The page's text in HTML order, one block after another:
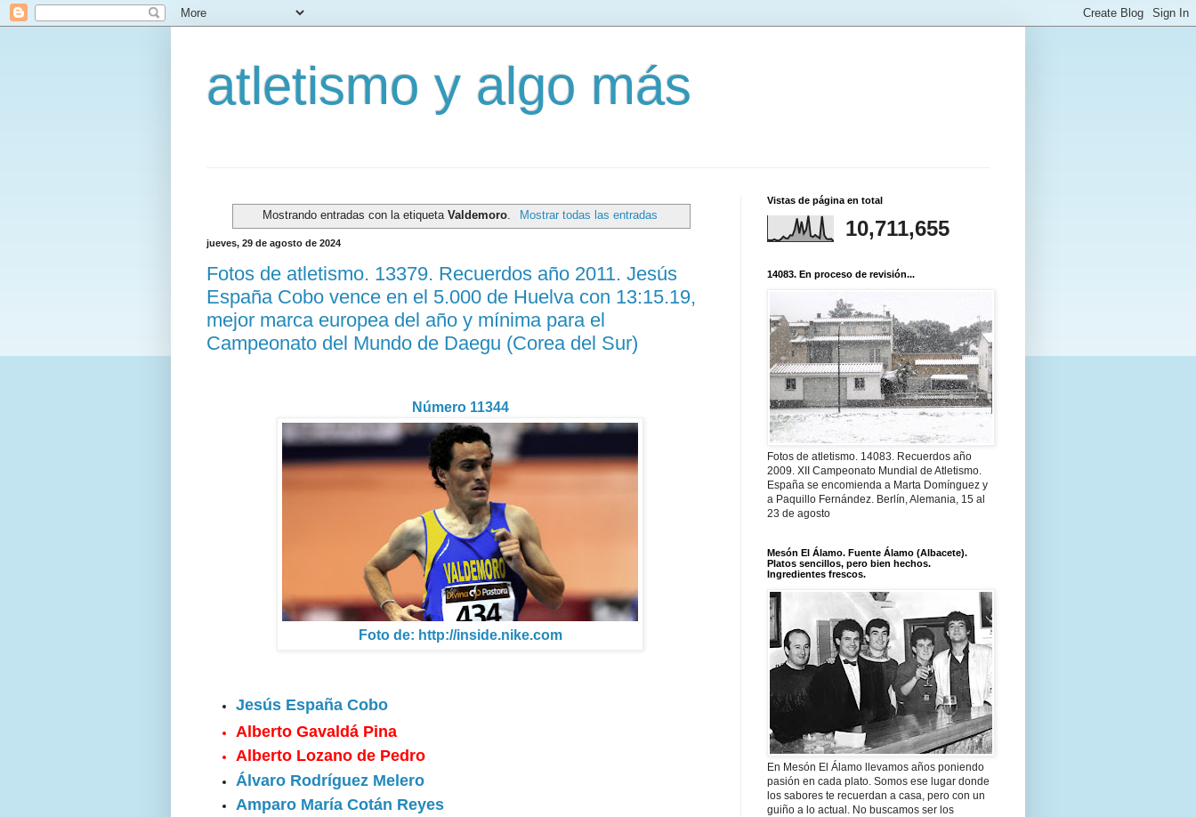
atletismo y algo más
Mostrando entradas con la etiquetaValdemoro Mostrar todas las entradas
jueves, 29 de agosto de 2024
Fotos de atletismo. 13379. Recuerdos año 2011. Jesús
España Cobo vence en el 5.000 de Huelva con 13:15.19,
mejor marca europea del año y mínima para el
Campeonato del Mundo de Daegu (Corea del Sur)
Número 11344
Foto de: http://inside.nike.com
Jesús España Cobo
Alberto Gavaldá Pina
Alberto Lozano de Pedro
Álvaro Rodríguez Melero
Amparo María Cotán Reyes
Vistas de página en total
10,711,655
14083. En proceso de revisión...
Fotos de atletismo. 14083. Recuerdos año
2009. XII Campeonato Mundial de Atletismo.
España se encomienda a Marta Domínguez y
a Paquillo Fernández. Berlín, Alemania, 15 al
23 de agosto
Mesón El Álamo. Fuente Álamo (Albacete).
Platos sencillos, pero bien hechos.
Ingredientes frescos.
En Mesón El Álamo llevamos años poniendo
pasión en cada plato. Somos ese lugar donde
los sabores te recuerdan a casa, pero con un
guiño a lo actual. No buscamos ser los